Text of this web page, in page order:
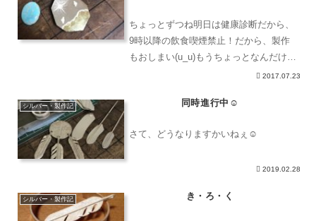
ちょっとずつね明日は健康診断だから、
9時以降の飲食喫煙禁止！だから、製作
もおしまい(u_u)もうちょっとなんだけど
なぁ…でも、終わったら一杯やってタバ
でイメージを形にしてくのは難しい…け
2017.07.23
シルバー・製作記 同時進行中☺︎
さて、どうなりますかいねぇ☺︎
2019.02.28
シルバー・製作記 き・ろ・く